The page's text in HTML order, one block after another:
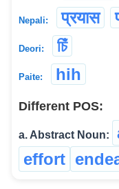
Nepali: प्रयास
Deori: চিঁ
Paite: hih
Different POS:
a. Abstract Noun:
effort